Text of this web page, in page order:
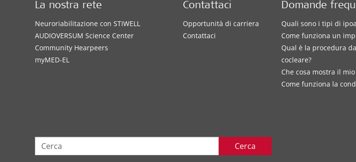
Domande
Quali sono i tipi di
Come funziona un
Qual è la procedura
cocleare?
Che cosa mostra il
Come funziona la
La nostra rete
Neuroriabilitazione con STIWELL
AUDIOVERSUM Science Center
Community Hearpeers
myMED‑EL
Contattaci
Opportunità di carriera
Contattaci
Cerca